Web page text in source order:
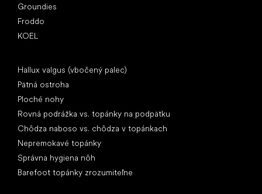
Groundies
Froddo
KOEL
Hallux valgus (vbočený palec)
Pätná ostroha
Ploché nohy
Rovná podrážka vs. topánky na podpätku
Chôdza naboso vs. chôdza v topánkach
Nepremokavé topánky
Správna hygiena nôh
Barefoot topánky zrozumiteľne